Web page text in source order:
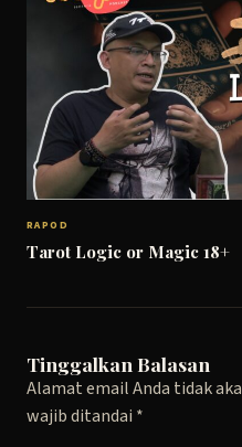
RAPOD
Tarot Logic or Magic 18+
Tinggalkan Balasan
Alamat email Anda tidak
wajib ditandai *